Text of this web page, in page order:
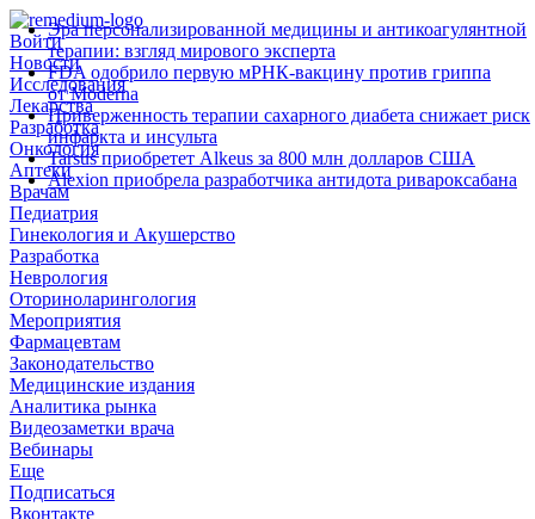
Войти
Новости
Исследования
Лекарства
Разработка
Онкология
Аптеки
Врачам
Педиатрия
Гинекология и Акушерство
Разработка
Неврология
Оториноларингология
Мероприятия
Фармацевтам
Законодательство
Медицинские издания
Аналитика рынка
Видеозаметки врача
Вебинары
Еще
Подписаться
Вконтакте
Эра персонализированной медицины и антикоагулянтной
терапии: взгляд мирового эксперта
FDA одобрило первую мРНК‑вакцину против гриппа
от Moderna
Приверженность терапии сахарного диабета снижает риск
инфаркта и инсульта
Tarsus приобретет Alkeus за 800 млн долларов США
Alexion приобрела разработчика антидота ривароксабана